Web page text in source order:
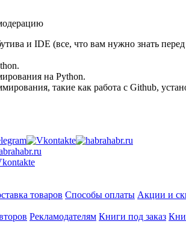
и IDE (все, что вам нужно знать
на Python.
такие как работа с Github,
товаров Способы оплаты Акции и
Рекламодателям Книги под заказ